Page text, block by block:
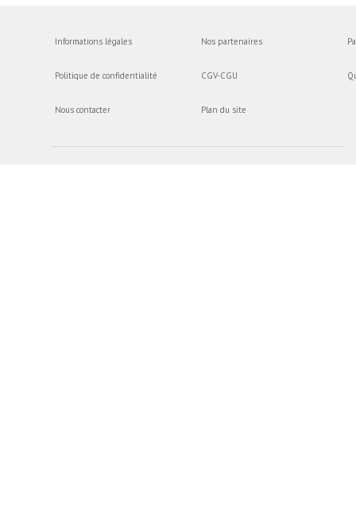
Informations légales
Politique de confidentialité
Nous contacter
Nos partenaires
CGV-CGU
Plan du site